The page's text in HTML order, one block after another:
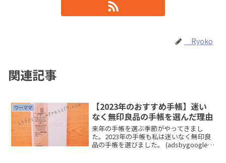
Ryoko
関連記事
ワーママ
【2023年のおすすめ手帳】迷い
なく無印良品の手帳を選んだ理由
来年の手帳を選ぶ季節がやってきまし
た。2023年の手帳も私は迷いなく無印良
品の手帳を選びました。 (adsbygoogle =